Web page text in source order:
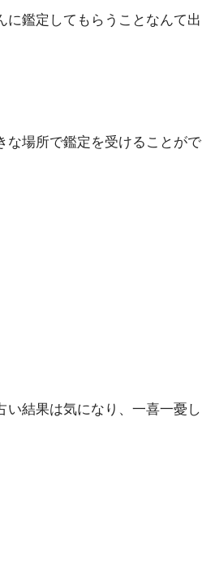
鑑定してもらうことなんて出
な場所で鑑定を受けることがで
結果は気になり、一喜一憂し